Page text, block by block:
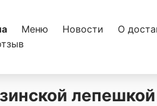
Меню Новости О
лепешкой